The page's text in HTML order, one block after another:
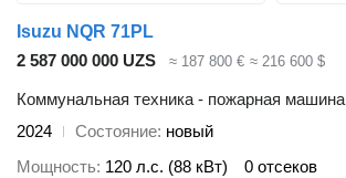
Isuzu NQR 71PL
2 587 000 000 UZS
≈ 187 800 € ≈ 216 600 $
Коммунальная техника - пожарная машина
2024
Состояние новый
Мощность 120 л.с. (88 кВт) 0 отсеков